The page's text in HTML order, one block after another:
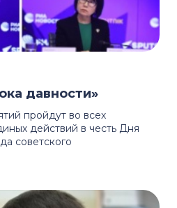
пройдут во всех
действий в честь Дня
советского
давности»